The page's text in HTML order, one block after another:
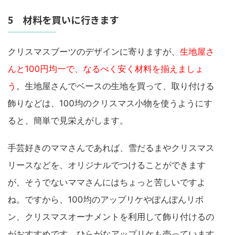
5 材料を買いに行きます
クリスマスブーツのデザインに寄りますが、 生地屋さ
んと100円均一で、なるべく安く材料を揃えましょ
う 。生地屋さんでベースの生地を買って、取り付ける
飾りなどは、100均のクリスマス小物を使うようにす
ると、簡単で見栄えがします。
手芸好きのママさんであれば、雪だるまやクリスマス
リースなどを、オリジナルでつけることができます
が、そうでないママさんにはちょっと苦しいですよ
ね。ですから、100均のアップリケやぽんぽんリボ
ン、クリスマスオーナメントを利用して飾り付けるの